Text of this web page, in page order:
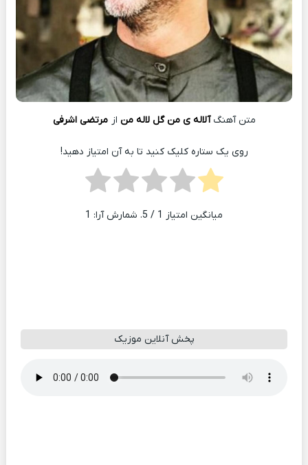
متن آهنگآلاله ی من گل‌ لاله من از مرتضی اشرفی
روی یک ستاره کلیک کنید تا به آن امتیاز دهید!
میانگین امتیاز 1 / 5. شمارش آرا: 1
پخش آنلاین موزیک